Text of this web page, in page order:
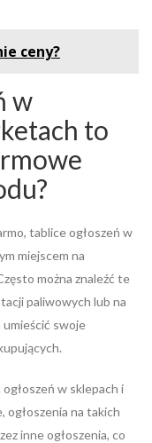
ceny?
w
to
tablice ogłoszeń w
miejscem na
można znaleźć te
paliwowych lub na
swoje
w sklepach i
ogłoszenia na takich
inne ogłoszenia, co